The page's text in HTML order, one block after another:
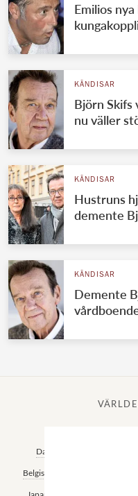
Emilios
KÄNDISAR
Björn Skifs
nu väller
KÄNDISAR
Hustruns
demente
KÄNDISAR
Demente
Danska kungahuset
Belgiska kungahuset